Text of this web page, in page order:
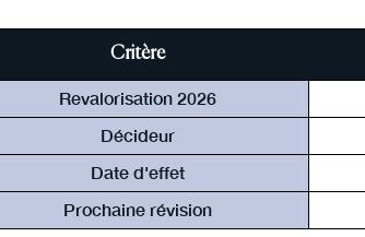
Critère
Revalorisation 2026
Décideur
Date d'effet
Prochaine révision